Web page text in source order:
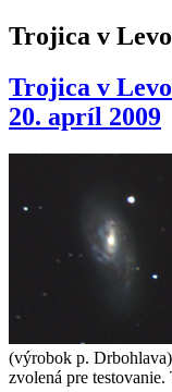
Trojica v
Trojica v
20. apríl 2009
(výrobok p.
zvolená pre